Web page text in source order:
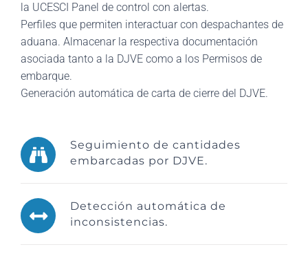
la UCESCI Panel de control con alertas.
Perfiles que permiten interactuar con despachantes de
aduana. Almacenar la respectiva documentación
asociada tanto a la DJVE como a los Permisos de
embarque.
Generación automática de carta de cierre del DJVE.
Seguimiento de cantidades
embarcadas por DJVE.
Detección automática de
inconsistencias.